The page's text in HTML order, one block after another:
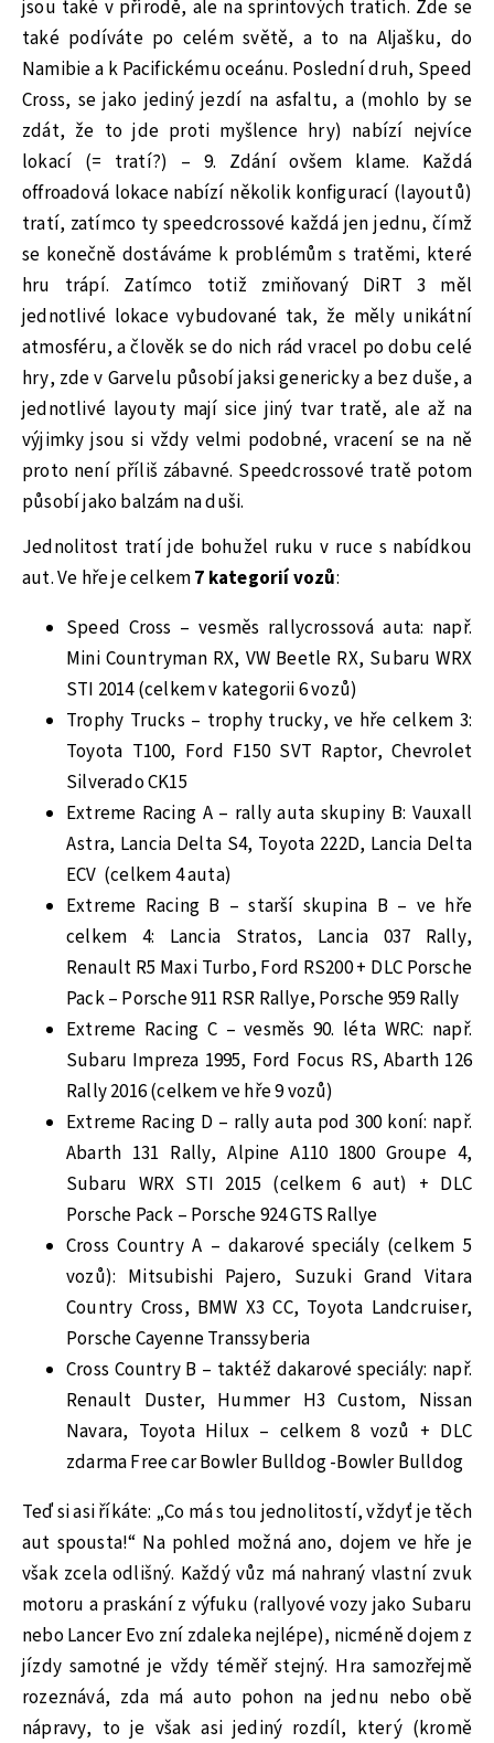
jsou také v přírodě, ale na sprintových tratích. Zde se
také podíváte po celém světě, a to na Aljašku, do
Namibie a k Pacifickému oceánu. Poslední druh, Speed
Cross, se jako jediný jezdí na asfaltu, a (mohlo by se
zdát, že to jde proti myšlence hry) nabízí nejvíce
lokací (= tratí?) – 9. Zdání ovšem klame. Každá
offroadová lokace nabízí několik konfigurací (layoutů)
tratí, zatímco ty speedcrossové každá jen jednu, čímž
se konečně dostáváme k problémům s tratěmi, které
hru trápí. Zatímco totiž zmiňovaný DiRT 3 měl
jednotlivé lokace vybudované tak, že měly unikátní
atmosféru, a člověk se do nich rád vracel po dobu celé
hry, zde v Garvelu působí jaksi genericky a bez duše, a
jednotlivé layouty mají sice jiný tvar tratě, ale až na
výjimky jsou si vždy velmi podobné, vracení se na ně
proto není příliš zábavné. Speedcrossové tratě potom
působí jako balzám na duši.
Jednolitost tratí jde bohužel ruku v ruce s nabídkou
aut. Ve hře je celkem7 kategorií vozů:
Speed Cross – vesměs rallycrossová auta: např.
Mini Countryman RX, VW Beetle RX, Subaru WRX
STI 2014 (celkem v kategorii 6 vozů)
Trophy Trucks – trophy trucky, ve hře celkem 3:
Toyota T100, Ford F150 SVT Raptor, Chevrolet
Silverado CK15
Extreme Racing A – rally auta skupiny B: Vauxall
Astra, Lancia Delta S4, Toyota 222D, Lancia Delta
ECV (celkem 4 auta)
Extreme Racing B – starší skupina B – ve hře
celkem 4: Lancia Stratos, Lancia 037 Rally,
Renault R5 Maxi Turbo, Ford RS200 + DLC Porsche
Pack – Porsche 911 RSR Rallye, Porsche 959 Rally
Extreme Racing C – vesměs 90. léta WRC: např.
Subaru Impreza 1995, Ford Focus RS, Abarth 126
Rally 2016 (celkem ve hře 9 vozů)
Extreme Racing D – rally auta pod 300 koní: např.
Abarth 131 Rally, Alpine A110 1800 Groupe 4,
Subaru WRX STI 2015 (celkem 6 aut) + DLC
Porsche Pack – Porsche 924 GTS Rallye
Cross Country A – dakarové speciály (celkem 5
vozů): Mitsubishi Pajero, Suzuki Grand Vitara
Country Cross, BMW X3 CC, Toyota Landcruiser,
Porsche Cayenne Transsyberia
Cross Country B – taktéž dakarové speciály: např.
Renault Duster, Hummer H3 Custom, Nissan
Navara, Toyota Hilux – celkem 8 vozů + DLC
zdarma Free car Bowler Bulldog -Bowler Bulldog
Teď si asi říkáte: „Co má s tou jednolitostí, vždyť je těch
aut spousta!“ Na pohled možná ano, dojem ve hře je
však zcela odlišný. Každý vůz má nahraný vlastní zvuk
motoru a praskání z výfuku (rallyové vozy jako Subaru
nebo Lancer Evo zní zdaleka nejlépe), nicméně dojem z
jízdy samotné je vždy téměř stejný. Hra samozřejmě
rozeznává, zda má auto pohon na jednu nebo obě
nápravy, to je však asi jediný rozdíl, který (kromě